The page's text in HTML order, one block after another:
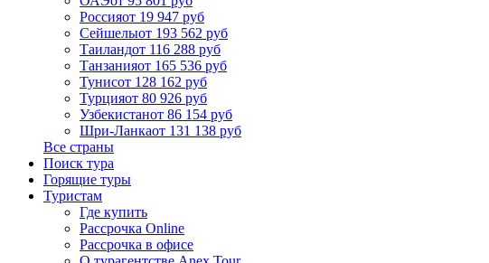
Россияот 19 947 руб
Сейшелыот 193 562 руб
Таиландот 116 288 руб
Танзанияот 165 536 руб
Тунисот 128 162 руб
Турцияот 80 926 руб
Узбекистанот 86 154 руб
Шри-Ланкаот 131 138 руб
Все страны
Поиск тура
Горящие туры
Туристам
Где купить
Рассрочка Online
Рассрочка в офисе